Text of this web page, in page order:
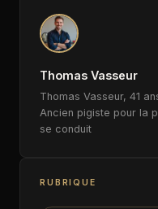
Thomas Vasseur
Thomas Vasseur, 41
Ancien pigiste pour la
se conduit
RUBRIQUE